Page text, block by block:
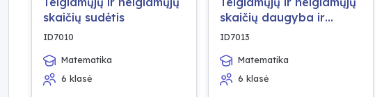
skaičių sudėtis
ID7010
Matematika
6 klasė
skaičių daugyba ir
dalyba
ID7013
Matematika
6 klasė